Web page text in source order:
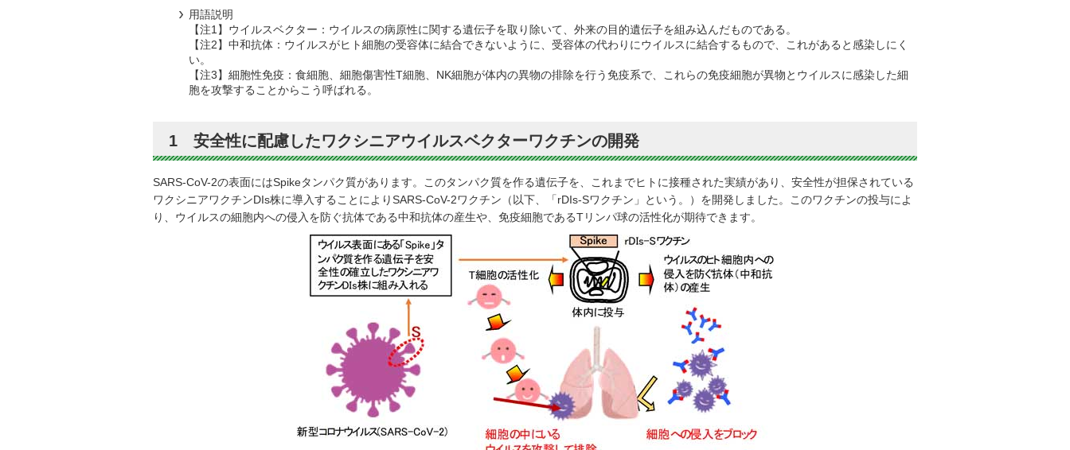
用語説明
【注1】ウイルスベクター：ウイルスの病原性に関する遺伝子を取り除いて、外来の目的遺伝子を組み込んだものである。
【注2】中和抗体：ウイルスがヒト細胞の受容体に結合できないように、受容体の代わりにウイルスに結合するもので、これがあると感染しにく
い。
【注3】細胞性免疫：食細胞、細胞傷害性T細胞、NK細胞が体内の異物の排除を行う免疫系で、これらの免疫細胞が異物とウイルスに感染した細
胞を攻撃することからこう呼ばれる。
1 安全性に配慮したワクシニアウイルスベクターワクチンの開発
SARS-CoV-2の表面にはSpikeタンパク質があります。このタンパク質を作る遺伝子を、これまでヒトに接種された実績があり、安全性が担保されている
ワクシニアワクチンDIs株に導入することによりSARS-CoV-2ワクチン（以下、「rDIs-Sワクチン」という。）を開発しました。このワクチンの投与によ
り、ウイルスの細胞内への侵入を防ぐ抗体である中和抗体の産生や、免疫細胞であるTリンパ球の活性化が期待できます。